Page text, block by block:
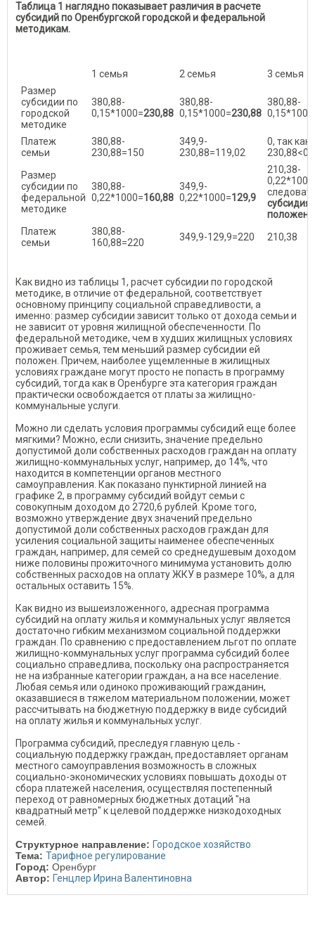
Таблица 1 наглядно показывает различия в расчете
субсидий по Оренбургской городской и федеральной
методикам.
1 семья 2 семья
3 семья
Размер
субсидии по
городской
методике
380,88-
0,15*1000=230,88
380,88-
0,15*1000=230,88
380,88-
Платеж
семьи
380,88-
230,88=150
349,9-
230,88=119,02
0, так как
230,88<0
Размер
субсидии по
федеральной
методике
380,88-
0,22*1000=160,88
349,9-
0,22*1000=129,9
210,38-
субсидия
положена
Платеж
семьи
380,88-
160,88=220
349,9-129,9=220 210,38
Как видно из таблицы 1, расчет субсидии по городской
методике, в отличие от федеральной, соответствует
основному принципу социальной справедливости, а
именно: размер субсидии зависит только от дохода семьи и
не зависит от уровня жилищной обеспеченности. По
федеральной методике, чем в худших жилищных условиях
проживает семья, тем меньший размер субсидии ей
положен. Причем, наиболее ущемленные в жилищных
условиях граждане могут просто не попасть в программу
субсидий, тогда как в Оренбурге эта категория граждан
практически освобождается от платы за жилищно-
коммунальные услуги.
Можно ли сделать условия программы субсидий еще более
мягкими? Можно, если снизить, значение предельно
допустимой доли собственных расходов граждан на оплату
жилищно-коммунальных услуг, например, до 14%, что
находится в компетенции органов местного
самоуправления. Как показано пунктирной линией на
графике 2, в программу субсидий войдут семьи с
совокупным доходом до 2720,6 рублей. Кроме того,
возможно утверждение двух значений предельно
допустимой доли собственных расходов граждан для
усиления социальной защиты наименее обеспеченных
граждан, например, для семей со среднедушевым доходом
ниже половины прожиточного минимума установить долю
собственных расходов на оплату ЖКУ в размере 10%, а для
остальных оставить 15%.
Как видно из вышеизложенного, адресная программа
субсидий на оплату жилья и коммунальных услуг является
достаточно гибким механизмом социальной поддержки
граждан. По сравнению с предоставлением льгот по оплате
жилищно-коммунальных услуг программа субсидий более
социально справедлива, поскольку она распространяется
не на избранные категории граждан, а на все население.
Любая семья или одиноко проживающий гражданин,
оказавшиеся в тяжелом материальном положении, может
рассчитывать на бюджетную поддержку в виде субсидий
на оплату жилья и коммунальных услуг.
Программа субсидий, преследуя главную цель -
социальную поддержку граждан, предоставляет органам
местного самоуправления возможность в сложных
социально-экономических условиях повышать доходы от
сбора платежей населения, осуществляя постепенный
переход от равномерных бюджетных дотаций "на
квадратный метр" к целевой поддержке низкодоходных
семей.
Структурное направление: Городское хозяйство
Тема: Тарифное регулирование
Город: Оренбург
Автор: Генцлер Ирина Валентиновна